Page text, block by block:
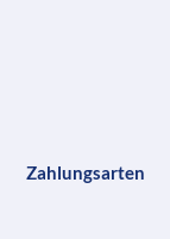
Zahlungsarten